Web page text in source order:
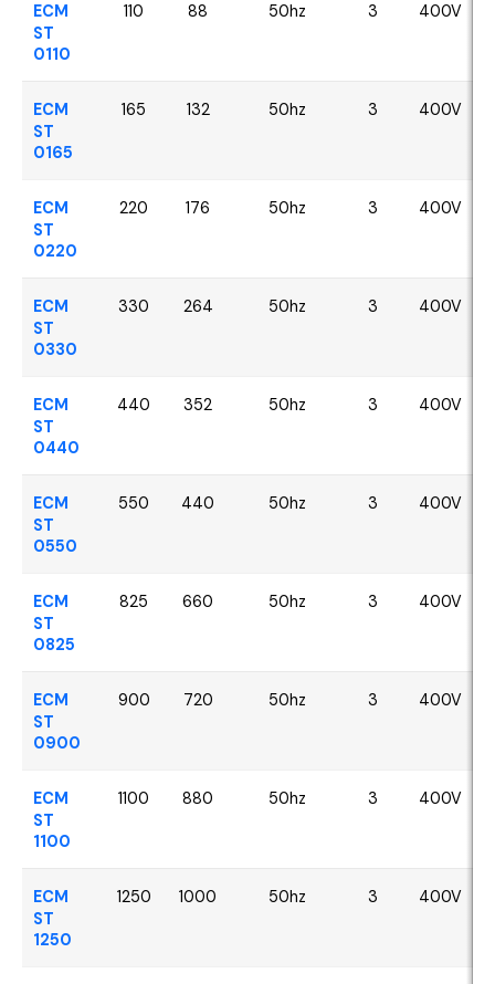
ECM
ST
0110
110 88 50hz 3 400V
ECM
ST
0165
165 132 50hz 3 400V
ECM
ST
0220
220 176 50hz 3 400V
ECM
ST
0330
330 264 50hz 3 400V
ECM
ST
0440
440 352 50hz 3 400V
ECM
ST
0550
550 440 50hz 3 400V
ECM
ST
0825
825 660 50hz 3 400V
ECM
ST
0900
900 720 50hz 3 400V
ECM
ST
1100
1100 880 50hz 3 400V
ECM
ST
1250
1250 1000 50hz 3 400V